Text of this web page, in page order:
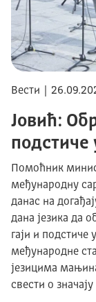
Вести |
Јовић:
подстиче
Помоћник
међународну
данас на
дана језика да
гаји и подстиче
међународне
језицима
свести о